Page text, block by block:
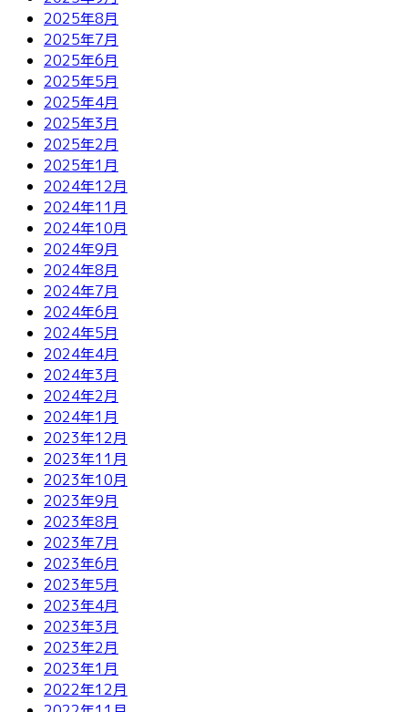
2025年8月
2025年7月
2025年6月
2025年5月
2025年4月
2025年3月
2025年2月
2025年1月
2024年12月
2024年11月
2024年10月
2024年9月
2024年8月
2024年7月
2024年6月
2024年5月
2024年4月
2024年3月
2024年2月
2024年1月
2023年12月
2023年11月
2023年10月
2023年9月
2023年8月
2023年7月
2023年6月
2023年5月
2023年4月
2023年3月
2023年2月
2023年1月
2022年12月